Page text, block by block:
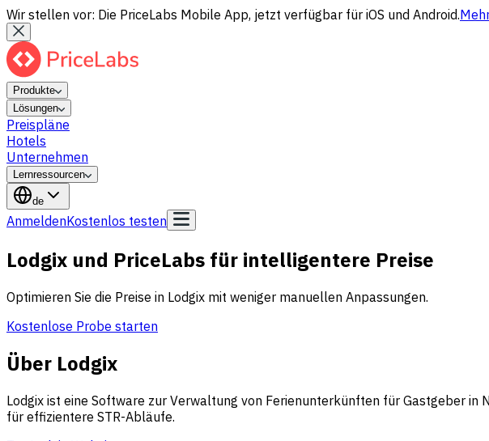
Wir stellen vor: Die PriceLabs Mobile App, jetzt verfügbar für iOS und Android.
Produkte
Lösungen
Preispläne
Hotels
Unternehmen
Lernressourcen
de
AnmeldenKostenlos testen
Lodgix und PriceLabs für intelligentere Preise
Optimieren Sie die Preise in Lodgix mit weniger manuellen Anpassungen.
Kostenlose Probe starten
Über Lodgix
Lodgix ist eine Software zur Verwaltung von Ferienunterkünften für Gastgeber
für effizientere STR-Abläufe.